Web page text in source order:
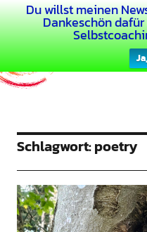
Du willst meinen
Dankeschön
Dein Buntes
Schlagwort:poetry